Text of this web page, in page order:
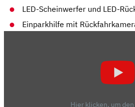
LED-Scheinwerfer und LED-
Einparkhilfe mit
Hier klicken, um